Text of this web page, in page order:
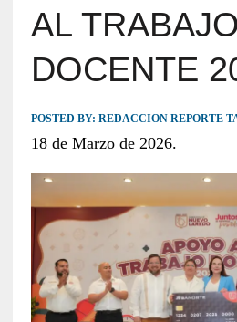
AL TRABAJO
DOCENTE
POSTED BY: REDACCION REPORTE
18 de Marzo de 2026.